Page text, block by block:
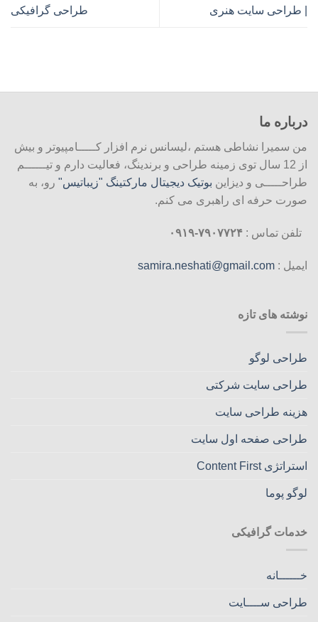
| طراحی سایت هنری
طراحی گرافیکی
درباره ما
من سمیرا نشاطی هستم ،لیسانس نرم افزار کـــــامپیوتر و بیش
از 12 سال توی زمینه طراحی و برندینگ، فعالیت دارم و تیــــــم
طراحـــــی و دیزاین بوتیک دیجیتال مارکتینگ "زیباتیس" رو، به
صورت حرفه ای راهبری می کنم.
تلفن تماس : ۷۹۰۷۷۲۴-۰۹۱۹
ایمیل : samira.neshati@gmail.com
نوشته های تازه
طراحی لوگو
طراحی سایت شرکتی
هزینه طراحی سایت
طراحی صفحه اول سایت
استراتژی Content First
لوگو پوما
خدمات گرافیکی
خــــــانه
طراحی ســــایت